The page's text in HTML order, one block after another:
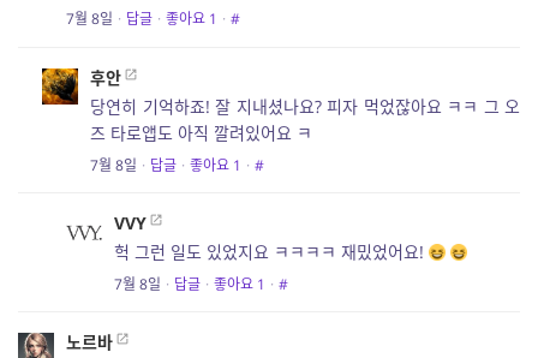
7월 8일 · 답글 · 좋아요 1 · #
후안
당연히 기억하죠! 잘 지내셨나요? 피자 먹었잖아요 ㅋㅋ 그 오
즈 타로앱도 아직 깔려있어요 ㅋ
7월 8일 · 답글 · 좋아요 1 · #
VVY
헉 그런 일도 있었지요 ㅋㅋㅋㅋ 재밌었어요!
7월 8일 · 답글 · 좋아요 1 · #
노르바